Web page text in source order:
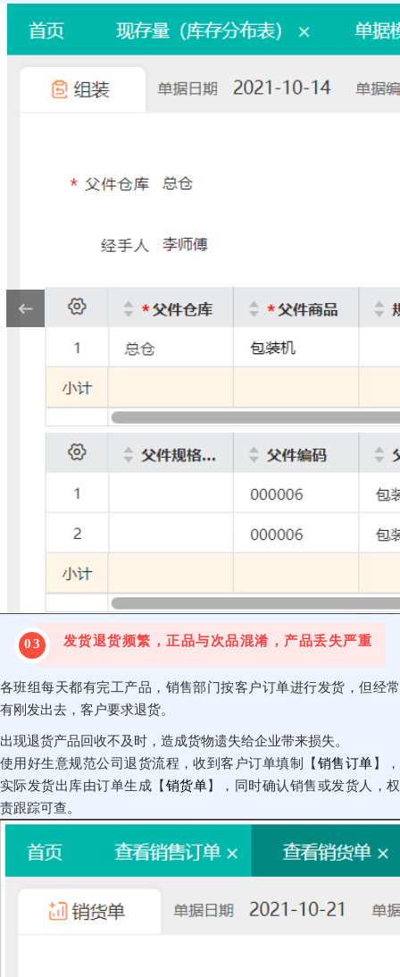
03 发货退货频繁，正品与次品混淆，产品丢失严重
各班组每天都有完工产品，销售部门按客户订单进行发货，但经常
有刚发出去，客户要求退货。
出现退货产品回收不及时，造成货物遗失给企业带来损失。
使用好生意规范公司退货流程，收到客户订单填制【 销售订单 】，
实际发货出库由订单生成【 销货单】，同时确认销售或发货人，权
责跟踪可查。